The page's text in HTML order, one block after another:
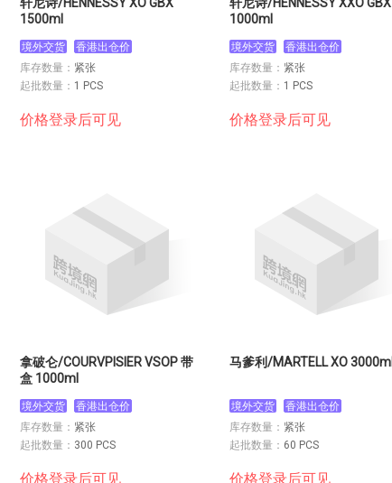
1500ml
境外交货
香港出仓价
库存数量： 紧张
起批数量： 1 PCS
价格登录后可见
1000ml
境外交货
香港出仓价
库存数量： 紧张
起批数量： 1 PCS
价格登录后可见
拿破仑/COURVPISIER VSOP 带
盒 1000ml
境外交货
香港出仓价
库存数量： 紧张
起批数量： 300 PCS
价格登录后可见
马爹利/MARTELL XO 3000ml
境外交货
香港出仓价
库存数量： 紧张
起批数量： 60 PCS
价格登录后可见